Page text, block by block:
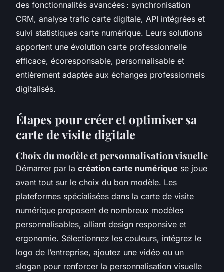
des fonctionnalités avancées : synchronisation
CRM, analyse trafic carte digitale, API intégrées et
suivi statistiques carte numérique. Leurs solutions
apportent une évolution carte professionnelle
efficace, écoresponsable, personnalisable et
entièrement adaptée aux échanges professionnels
digitalisés.
Étapes pour créer et optimiser sa
carte de visite digitale
Choix du modèle et personnalisation visuelle
Démarrer par la création carte numérique se joue
avant tout sur le choix du bon modèle. Les
plateformes spécialisées dans la carte de visite
numérique proposent de nombreux modèles
personnalisables, alliant design responsive et
ergonomie. Sélectionnez les couleurs, intégrez le
logo de l’entreprise, ajoutez une vidéo ou un
slogan pour renforcer la personnalisation visuelle